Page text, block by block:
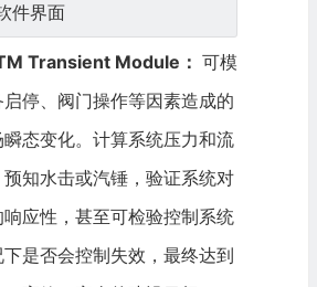
件界面
Transient Module： 可模
停、阀门操作等因素造成的
态变化。计算系统压力和流
知水击或汽锤，验证系统对
应性，甚至可检验控制系统
是否会控制失效，最终达到